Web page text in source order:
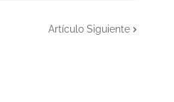
Artículo Siguiente